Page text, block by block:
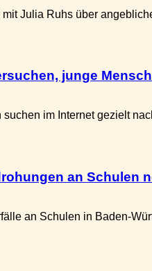
Julia Ruhs über
junge
im Internet gezielt
an Schulen
an Schulen in Baden-